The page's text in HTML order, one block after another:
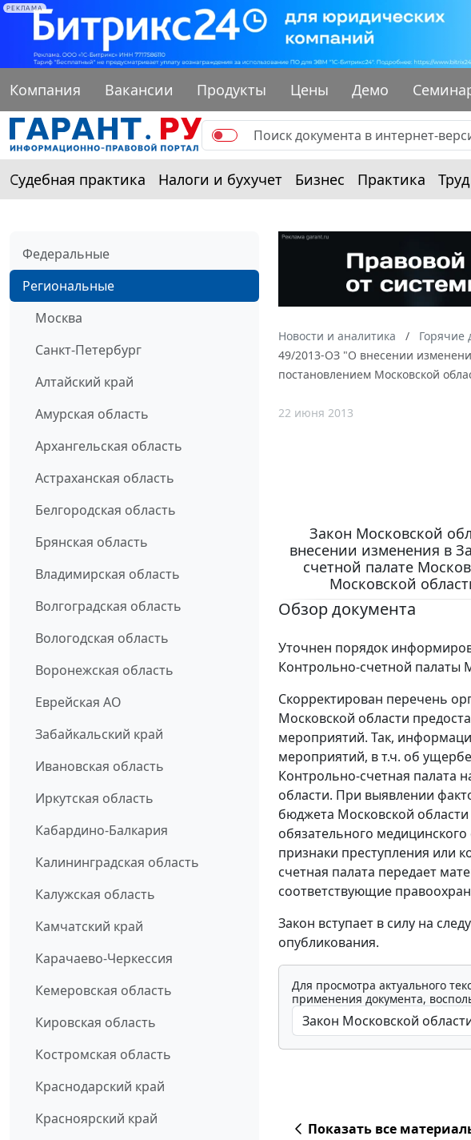
РЕКЛАМА
Компания Вакансии Продукты Цены Демо
Судебная практика Налоги и бухучет Бизнес Практика Труд
Федеральные
Региональные
Москва
Санкт-Петербург
Алтайский край
Амурская область
Архангельская область
Астраханская область
Белгородская область
Брянская область
Владимирская область
Волгоградская область
Вологодская область
Воронежская область
Еврейская АО
Забайкальский край
Ивановская область
Иркутская область
Кабардино-Балкария
Калининградская область
Калужская область
Камчатский край
Карачаево-Черкессия
Кемеровская область
Кировская область
Костромская область
Краснодарский край
Красноярский край
Новости и аналитика Горячие
49/2013-ОЗ "О внесении
постановлением Московской
22 июня 2013
Закон Московской
внесении изменения в
счетной палате
Московской
Обзор документа
Уточнен порядок
Контрольно-счетной палаты
Скорректирован перечень
Московской области
мероприятий. Так,
мероприятий, в т.ч. об
Контрольно-счетная палата
области. При выявлении
бюджета Московской
обязательного
признаки преступления или
счетная палата передает
соответствующие
Закон вступает в силу на
опубликования.
Для просмотра актуального
применения документа,
Показать все